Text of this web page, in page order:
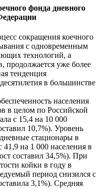
фонда дневного
сокращения коечного
с одновременным
технологий, а
продолжается уже более
тенденция
в большинстве
населения
в целом по Российской
с 15,4 на 10 000
10,7%). Уровень
стационары в
41,9 на 1 000 населения в
составил 34,5%). При
койки в году в
период снизился с
3,1%). Средняя